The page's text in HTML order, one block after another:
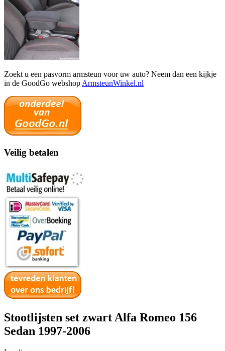
Zoekt u een pasvorm armsteun voor uw auto? Neem dan een kijkje
in de GoodGo webshop ArmsteunWinkel.nl
Veilig betalen
Stootlijsten set zwart Alfa Romeo 156
Sedan 1997-2006